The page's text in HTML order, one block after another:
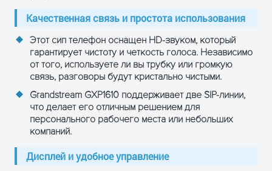
Качественная связь и простота использования
Этот сип телефон оснащен HD-звуком, который
гарантирует чистоту и четкость голоса. Независимо
от того, используете ли вы трубку или громкую
связь, разговоры будут кристально чистыми.
Grandstream GXP1610 поддерживает две SIP-линии,
что делает его отличным решением для
персонального рабочего места или небольших
компаний.
Дисплей и удобное управление
Дополнительные
функции
Поддержка XML-браузера
Поддержка протоколов: SIP
v2, TCP/IP/UDP, RTP/RTCP,
HTTP/HTTPS, DNS, STUN
Габариты 209 x 184.5 x 76.2 мм
Вес
0.72 кг
Рабочая
температура
от 0°C до 40°C